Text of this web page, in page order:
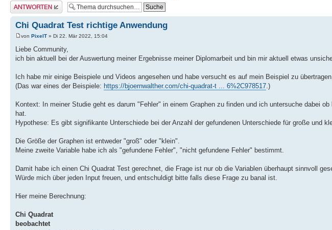
Antwort erstellen
Chi Quadrat Test richtige Anwendung
von PixelT » Di 22. Mär 2022, 15:04
Liebe Community,
ich bin aktuell bei der Auswertung meiner Ergebnisse meiner Diplomarbeit und bin mir aktuell etwas
Ich habe mir einige Beispiele und Videos angesehen und habe versucht es auf mein Beispiel zu
(Das war eines der Beispiele: https://bjoernwalther.com/chi-quadrat-t ... 6%2C978517.)
Kontext: In meiner Studie geht es darum "Fehler" in einem Graphen zu finden und ich untersuche dabei
hat.
Hypothese: Es gibt signifikante Unterschiede bei der Anzahl der gefundenen Unterschiede für große und
Die Größe der Graphen ist entweder "groß" oder "klein".
Meine zweite Variable habe ich als "gefundene Fehler", "nicht gefundene Fehler" bestimmt.
Damit habe ich einen Chi Quadrat Test gerechnet, die Frage ist nur ob die Variablen überhaupt sinnvoll
Würde mich über jeden Input freuen, und entschuldigt bitte falls diese Frage zu banal ist.
Hier meine Berechnung:
Chi Quadrat
beobachtet